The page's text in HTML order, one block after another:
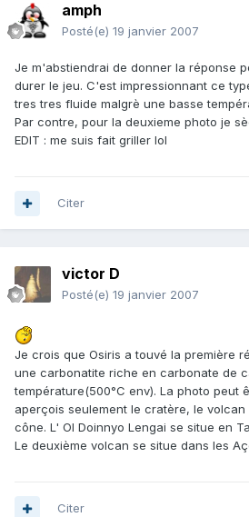
amph
Posté(e) 19 janvier 2007
Je m'abstiendrai de donner la réponse
durer le jeu. C'est impressionnant ce
tres tres fluide malgrè une basse
Par contre, pour la deuxieme photo je
EDIT : me suis fait griller lol
Citer
victor D
Posté(e) 19 janvier 2007
Je crois que Osiris a touvé la première
une carbonatite riche en carbonate de
température(500°C env). La photo peut
aperçois seulement le cratère, le volcan
cône. L' Ol Doinnyo Lengai se situe en
Le deuxième volcan se situe dans les
Citer